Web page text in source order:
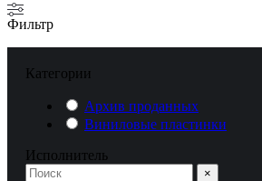
Фильтр
Категории
Архив проданных
Виниловые пластинки
Исполнитель
×